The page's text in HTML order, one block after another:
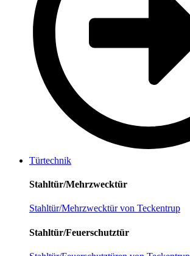
Türtechnik
Stahltür/Mehrzwecktür
Stahltür/Mehrzwecktür von Teckentrup
Stahltür/Feuerschutztür